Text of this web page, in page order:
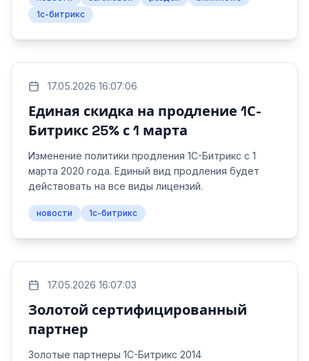
1с-битрикс
17.05.2026 16:07:06
Единая скидка на продление 1С-
Битрикс 25% с 1 марта
Изменение политики продления 1С-Битрикс с 1
марта 2020 года. Единый вид продления будет
действовать на все виды лицензий.
новости 1с-битрикс
17.05.2026 16:07:03
Золотой сертифицированный
партнер
Золотые партнеры 1С-Битрикс 2014